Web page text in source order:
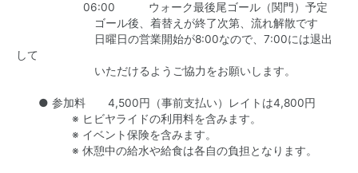
06:00 ウォーク最後尾ゴール（関門）予定
ゴール後、着替えが終了次第、流れ解散です
日曜日の営業開始が8:00なので、7:00には退出
して
いただけるようご協力をお願いします。
● 参加料 4,500円（事前支払い）レイトは4,800円
※ ヒビヤライドの利用料を含みます。
※ イベント保険を含みます。
※ 休憩中の給水や給食は各自の負担となります。